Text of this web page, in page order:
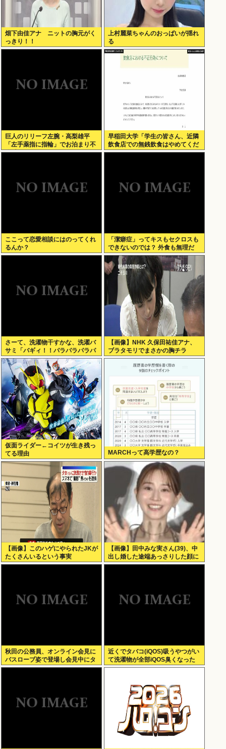
畑下由佳アナ ニットの胸元がく
っきり！！
上村麗菜ちゃんのおっぱいが揺れ
る
巨人のリリーフ左腕・高梨雄平
「左手薬指に指輪」でお泊まり不
倫愛
早稲田大学「学生の皆さん、近隣
飲食店での無銭飲食はやめてくだ
さい」
ここって恋愛相談にはのってくれ
るんか？
「潔癖症」ってキスもセクロスも
できないのでは？ 外食も無理だ
ろ。
さーて、洗濯物干すかな、洗濯バ
サミ「バギィ！！パラパラパラパ
ラ」
【画像】NHK 久保田祐佳アナ、
ブラタモリでまさかの胸チラ
仮面ライダー←コイツが生き残っ
てる理由
MARCHって高学歴なの？
【画像】このハゲにやられたJKが
たくさんいるという事実
【画像】田中みな実さん(39)、中
出し婚した途端あっさりした顔に
なる
秋田の公務員、オンライン会見に
バスローブ姿で登場し会見中にタ
バコを吸う←あのさあ！
近くでタバコ(iQOS)吸うやつがい
て洗濯物が全部iQOS臭くなった